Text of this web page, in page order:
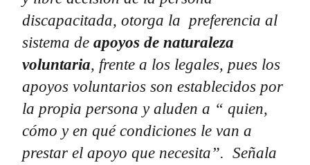
discapacitada, otorga la preferencia al
sistema de apoyos de naturaleza
voluntaria, frente a los legales, pues los
apoyos voluntarios son establecidos por
la propia persona y aluden a “ quien,
cómo y en qué condiciones le van a
prestar el apoyo que necesita”. Señala